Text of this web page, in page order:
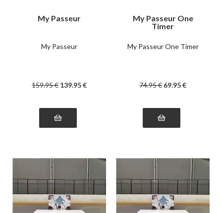
My Passeur
My Passeur
159.95€ 139.95€
My Passeur One
Timer
My Passeur One Timer
74.95€ 69.95€